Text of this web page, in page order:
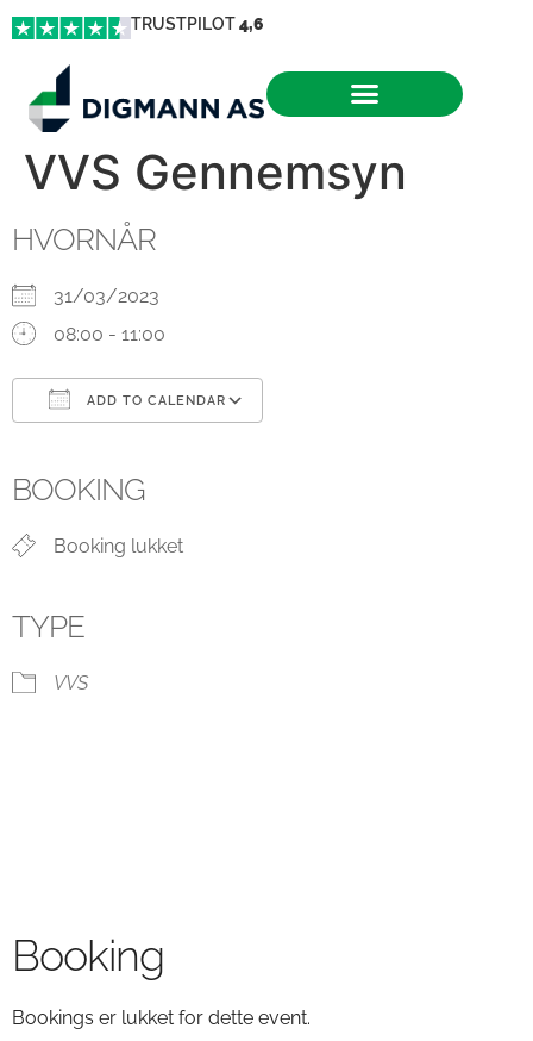
TRUSTPILOT4,6
VVS Gennemsyn
HVORNÅR
31/03/2023
08:00 - 11:00
ADD TO CALENDAR
BOOKING
Booking lukket
TYPE
VVS
Booking
Bookings er lukket for dette event.